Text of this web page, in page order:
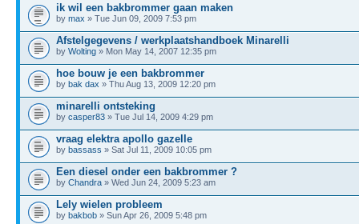
ik wil een bakbrommer gaan maken
by max » Tue Jun 09, 2009 7:53 pm
Afstelgegevens / werkplaatshandboek Minarelli
by Wolting » Mon May 14, 2007 12:35 pm
hoe bouw je een bakbrommer
by bak dax » Thu Aug 13, 2009 12:20 pm
minarelli ontsteking
by casper83 » Tue Jul 14, 2009 4:29 pm
vraag elektra apollo gazelle
by bassass » Sat Jul 11, 2009 10:05 pm
Een diesel onder een bakbrommer ?
by Chandra » Wed Jun 24, 2009 5:23 am
Lely wielen probleem
by bakbob » Sun Apr 26, 2009 5:48 pm